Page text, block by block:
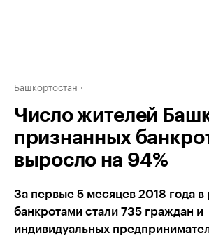
Башкортостан
Число жителей
признанных
выросло на 94%
За первые 5 месяцев 2018 года в
банкротами стали 735 граждан и
индивидуальных